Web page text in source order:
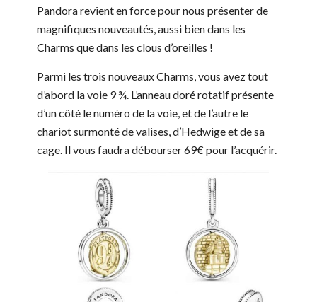
Pandora revient en force pour nous présenter de
magnifiques nouveautés, aussi bien dans les
Charms que dans les clous d’oreilles !
Parmi les trois nouveaux Charms, vous avez tout
d’abord la voie 9 ¾. L’anneau doré rotatif présente
d’un côté le numéro de la voie, et de l’autre le
chariot surmonté de valises, d’Hedwige et de sa
cage. Il vous faudra débourser 69€ pour l’acquérir.